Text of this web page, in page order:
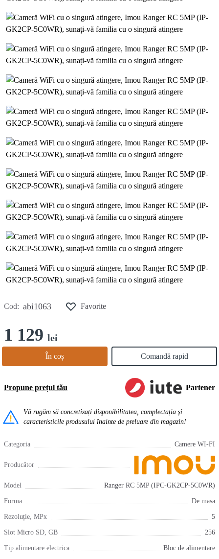
Cod: abi1063 Favorite
1 129 lei
În coș Comandă rapid
Propune prețul tău Partener
Vă rugăm să concretizați disponibilitatea, complectația și
caracteristicile produsului înainte de preluare din magazin!
Categoria Camere WI-FI
Producător
Model Ranger RC 5MP (IPC-GK2CP-5C0WR)
Forma De masa
Rezoluție, MPx 5
Slot Micro SD, GB 256
Tip alimentare electrica Bloc de alimentare